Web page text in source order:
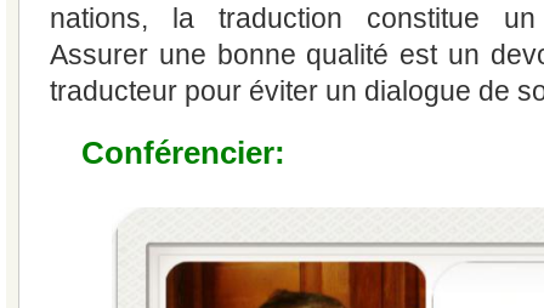
nations, la traduction constitue
Assurer une bonne qualité est un
traducteur pour éviter un dialogue de
Conférencier: